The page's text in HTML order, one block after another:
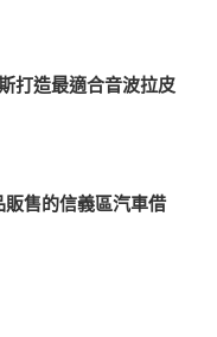
打造最適合音波拉皮
售的信義區汽車借